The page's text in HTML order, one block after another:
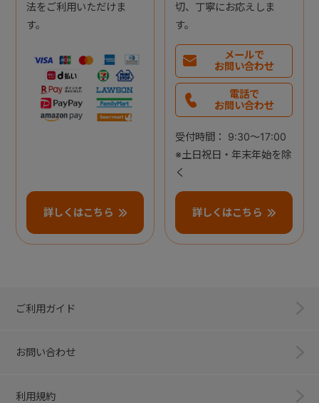
法をご利用いただけま
す。
詳しくはこちら
切、丁寧にお応えしま
す。
メールで
お問い合わせ
電話で
お問い合わせ
受付時間： 9:30～17:00
※土日祝日・年末年始を除
く
詳しくはこちら
ご利用ガイド
お問い合わせ
利用規約